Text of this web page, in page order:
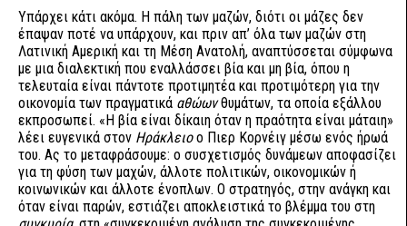
Υπάρχει κάτι ακόμα. Η πάλη των μαζών, διότι οι μάζες δεν
έπαψαν ποτέ να υπάρχουν, και πριν απ’ όλα των μαζών στη
Λατινική Αμερική και τη Μέση Ανατολή, αναπτύσσεται σύμφωνα
με μια διαλεκτική που εναλλάσσει βία και μη βία, όπου η
τελευταία είναι πάντοτε προτιμητέα και προτιμότερη για την
οικονομία των πραγματικά αθώωνθυμάτων, τα οποία εξάλλου
εκπροσωπεί. «Η βία είναι δίκαιη όταν η πραότητα είναι μάταιη»
λέει ευγενικά στον Ηράκλειοο Πιερ Κορνέιγ μέσω ενός ήρωά
του. Ας το μεταφράσουμε: o συσχετισμός δυνάμεων αποφασίζει
για τη φύση των μαχών, άλλοτε πολιτικών, οικονομικών ή
κοινωνικών και άλλοτε ένοπλων. Ο στρατηγός, στην ανάγκη και
όταν είναι παρών, εστιάζει αποκλειστικά το βλέμμα του στη